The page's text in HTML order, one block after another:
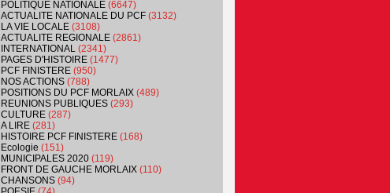
POLITIQUE NATIONALE (6647)
ACTUALITE NATIONALE DU PCF (3132)
LA VIE LOCALE (3108)
ACTUALITE REGIONALE (2861)
INTERNATIONAL (2341)
PAGES D'HISTOIRE (1477)
PCF FINISTERE (950)
NOS ACTIONS (788)
POSITIONS DU PCF MORLAIX (489)
REUNIONS PUBLIQUES (293)
CULTURE (287)
A LIRE (281)
HISTOIRE PCF FINISTERE (168)
Ecologie (151)
MUNICIPALES 2020 (119)
FRONT DE GAUCHE MORLAIX (110)
CHANSONS (94)